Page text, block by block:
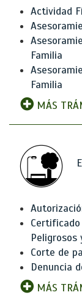
Actividad
Familia
Familia
MÁS
Certificado
Peligrosos
Corte de
Denuncia
MÁS